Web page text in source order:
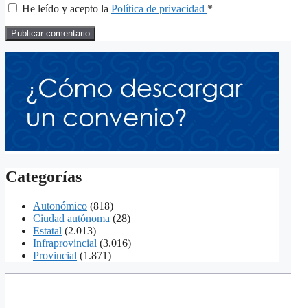
He leído y acepto la Política de privacidad *
Categorías
Autonómico (818)
Ciudad autónoma (28)
Estatal (2.013)
Infraprovincial (3.016)
Provincial (1.871)